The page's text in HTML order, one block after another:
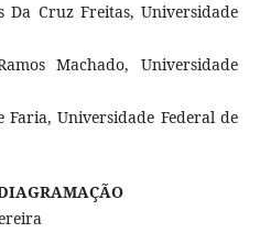
Cruz Freitas, Universidade
Machado, Universidade
Universidade Federal de